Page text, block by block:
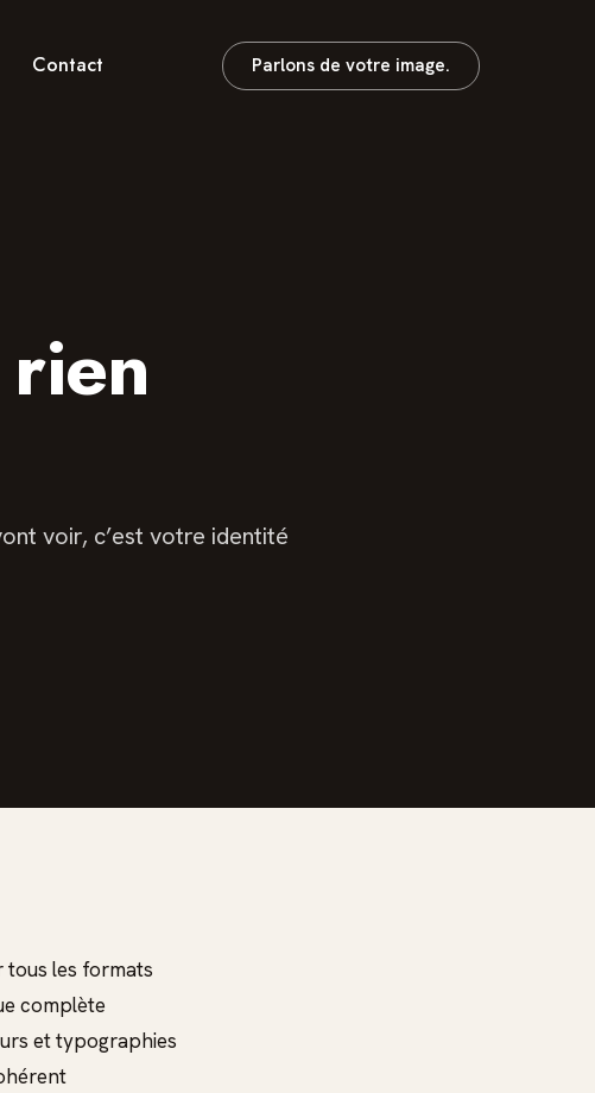
Contact Parlons de votre image.
voir, c’est votre identité
tous les formats
complète
et typographies